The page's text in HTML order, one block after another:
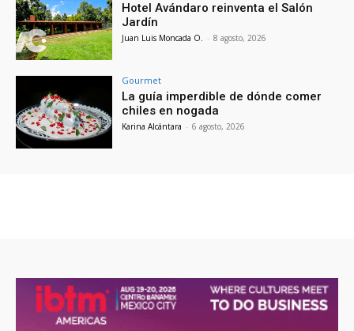
Hotel Avándaro reinventa el Salón
Jardín
Juan Luis Moncada O. - 8 agosto, 2026
Gourmet
La guía imperdible de dónde comer
chiles en nogada
Karina Alcántara - 6 agosto, 2026